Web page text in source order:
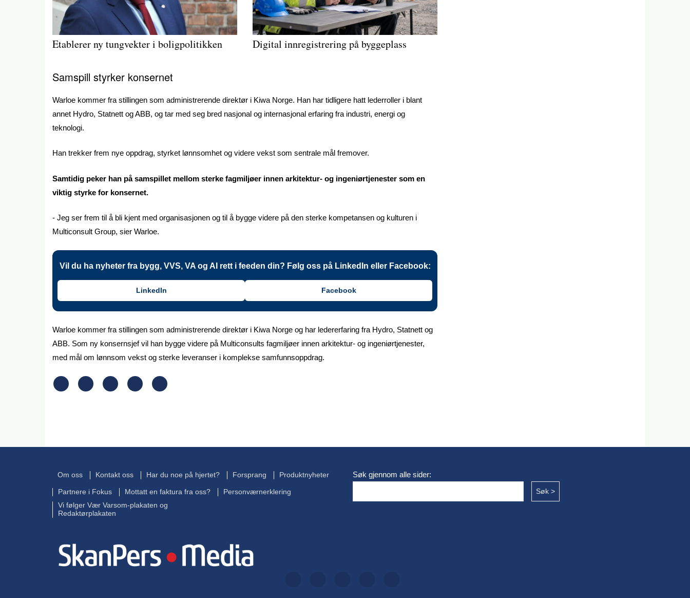
Etablerer ny tungvekter i boligpolitikken Digital innregistrering på byggeplass
Samspill styrker konsernet
Warloe kommer fra stillingen som administrerende direktør i Kiwa Norge. Han har tidligere hatt lederroller i blant
annet Hydro, Statnett og ABB, og tar med seg bred nasjonal og internasjonal erfaring fra industri, energi og
teknologi.
Han trekker frem nye oppdrag, styrket lønnsomhet og videre vekst som sentrale mål fremover.
Samtidig peker han på samspillet mellom sterke fagmiljøer innen arkitektur- og ingeniørtjenester som en
viktig styrke for konsernet.
- Jeg ser frem til å bli kjent med organisasjonen og til å bygge videre på den sterke kompetansen og kulturen i
Multiconsult Group, sier Warloe.
Vil du ha nyheter fra bygg, VVS, VA og AI rett i feeden din? Følg oss på LinkedIn eller Facebook:
LinkedIn Facebook
Warloe kommer fra stillingen som administrerende direktør i Kiwa Norge og har ledererfaring fra Hydro, Statnett og
ABB. Som ny konsernsjef vil han bygge videre på Multiconsults fagmiljøer innen arkitektur- og ingeniørtjenester,
med mål om lønnsom vekst og sterke leveranser i komplekse samfunnsoppdrag.
Om oss Kontakt oss Har du noe på hjertet? Forsprang Produktnyheter
Partnere i Fokus Mottatt en faktura fra oss?
Personværnerklering
Vi følger Vær Varsom-plakaten og
Redaktørplakaten
Søk gjennom alle sider: